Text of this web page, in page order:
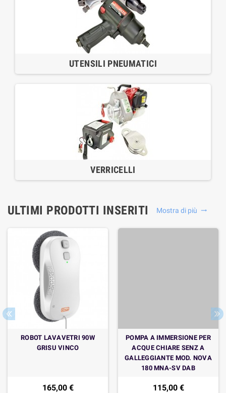
UTENSILI PNEUMATICI
VERRICELLI
ULTIMI PRODOTTI INSERITI Mostra di più 
ROBOT LAVAVETRI 90W
GRISU VINCO
165,00 €
POMPA A IMMERSIONE PER
ACQUE CHIARE SENZ A
GALLEGGIANTE MOD. NOVA
180 MNA-SV DAB
115,00 €